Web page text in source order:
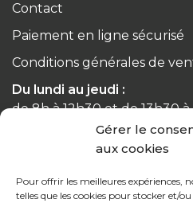
Gérer le
aux cookies
Pour offrir les meilleures expériences,
telles que les cookies pour stocker et/
Contact
Paiement en ligne sécurisé
Conditions générales de
Du lundi au jeudi :
de 8h à 12h30 et de 13h30 à
Le vendredi :